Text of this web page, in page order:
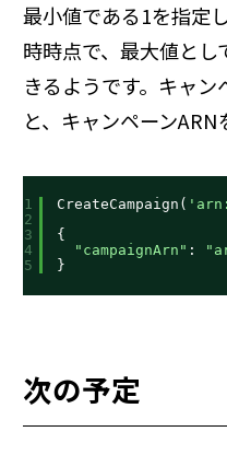
最小値である1を指定
時時点で、最大値と
きるようです。キャ
と、キャンペーンARN
1
2
3
4
5
CreateCampaign(
{
"campaignArn" :
}
次の予定